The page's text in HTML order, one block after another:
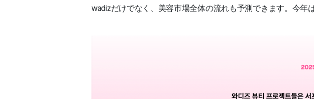
wadizだけでなく、美容市場全体の流れも予測できます。今年